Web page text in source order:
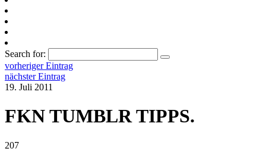
Search for:
vorheriger Eintrag
nächster Eintrag
19. Juli 2011
FKN TUMBLR TIPPS.
207